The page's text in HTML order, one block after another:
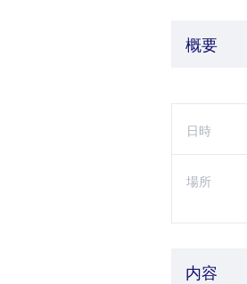
概要
日時
場所
内容